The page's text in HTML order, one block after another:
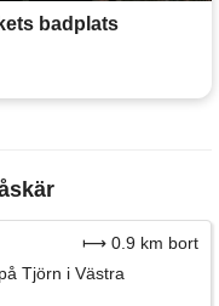
badplats
⟼ 0.9 km bort
Tjörn i Västra